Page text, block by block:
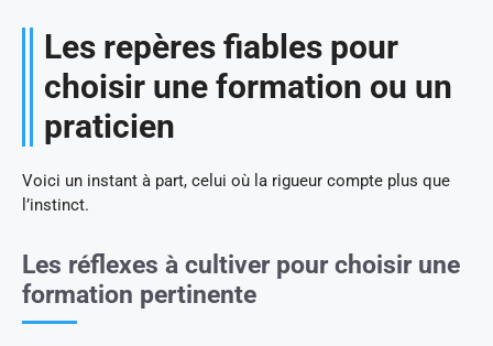
Les repères fiables pour
choisir une formation ou un
praticien
Voici un instant à part, celui où la rigueur compte plus que
l’instinct.
Les réflexes à cultiver pour choisir une
formation pertinente